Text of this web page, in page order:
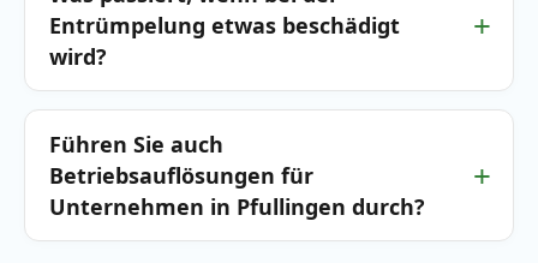
Entrümpelung etwas beschädigt
wird?
Führen Sie auch
Betriebsauflösungen für
Unternehmen in Pfullingen durch?